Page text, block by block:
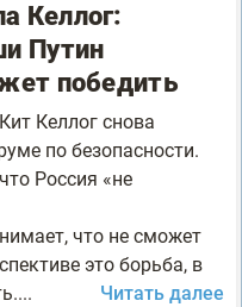
Келлог:
Путин
победить
Келлог снова
по безопасности.
Россия «не
что не сможет
это борьба, в
Читать далее